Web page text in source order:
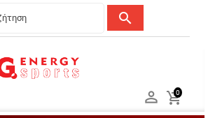
search

0
